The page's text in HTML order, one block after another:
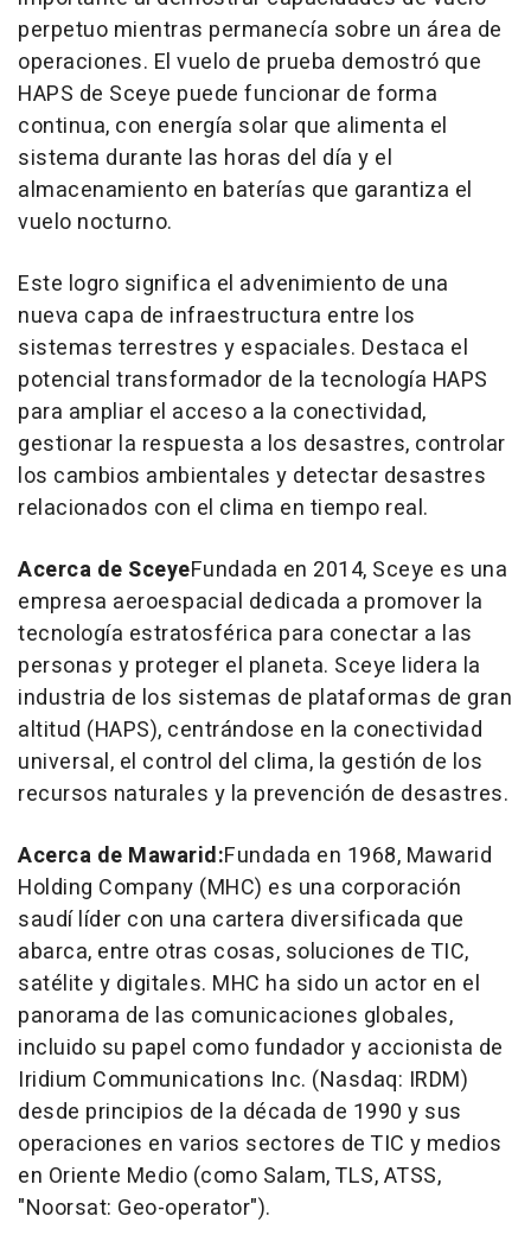
perpetuo mientras permanecía sobre un área de
operaciones. El vuelo de prueba demostró que
HAPS de Sceye puede funcionar de forma
continua, con energía solar que alimenta el
sistema durante las horas del día y el
almacenamiento en baterías que garantiza el
vuelo nocturno.
Este logro significa el advenimiento de una
nueva capa de infraestructura entre los
sistemas terrestres y espaciales. Destaca el
potencial transformador de la tecnología HAPS
para ampliar el acceso a la conectividad,
gestionar la respuesta a los desastres, controlar
los cambios ambientales y detectar desastres
relacionados con el clima en tiempo real.
Acerca de SceyeFundada en 2014, Sceye es una
empresa aeroespacial dedicada a promover la
tecnología estratosférica para conectar a las
personas y proteger el planeta. Sceye lidera la
industria de los sistemas de plataformas de gran
altitud (HAPS), centrándose en la conectividad
universal, el control del clima, la gestión de los
recursos naturales y la prevención de desastres.
Acerca de Mawarid:Fundada en 1968, Mawarid
Holding Company (MHC) es una corporación
saudí líder con una cartera diversificada que
abarca, entre otras cosas, soluciones de TIC,
satélite y digitales. MHC ha sido un actor en el
panorama de las comunicaciones globales,
incluido su papel como fundador y accionista de
Iridium Communications Inc. (Nasdaq: IRDM)
desde principios de la década de 1990 y sus
operaciones en varios sectores de TIC y medios
en Oriente Medio (como Salam, TLS, ATSS,
"Noorsat: Geo-operator").